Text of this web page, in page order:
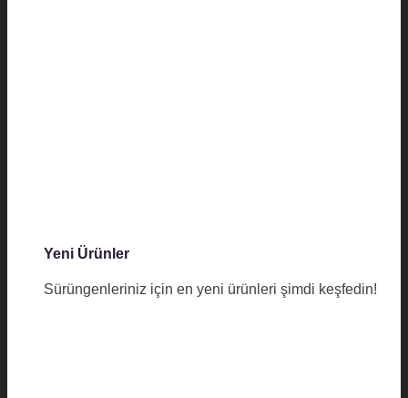
Yeni Ürünler
Sürüngenleriniz için en yeni ürünleri şimdi keşfedin!